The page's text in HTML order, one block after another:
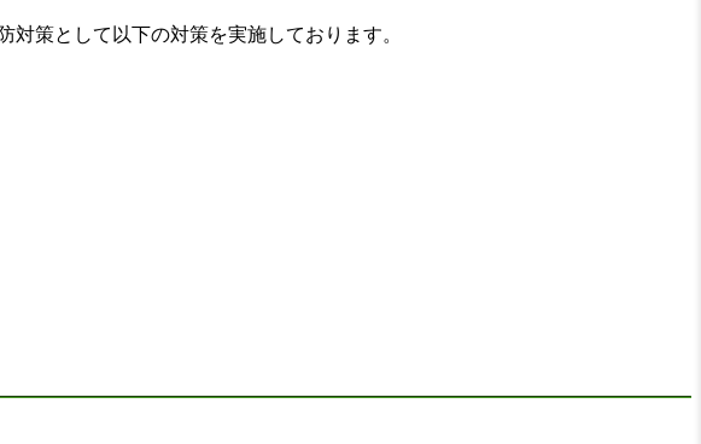
策として以下の対策を実施しております。